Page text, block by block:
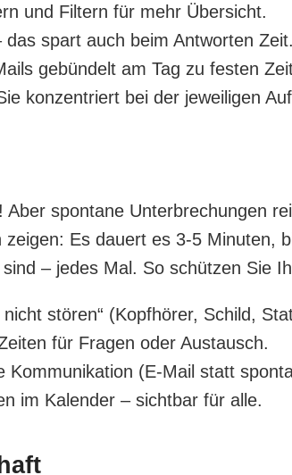
und Filtern für mehr Übersicht.
spart auch beim Antworten Zeit.
gebündelt am Tag zu festen
konzentriert bei der jeweiligen
! Aber spontane Unterbrechungen
zeigen: Es dauert es 3-5 Minuten,
– jedes Mal. So schützen Sie
nicht stören“ (Kopfhörer, Schild,
für Fragen oder Austausch.
Kommunikation (E-Mail statt
im Kalender – sichtbar für alle.